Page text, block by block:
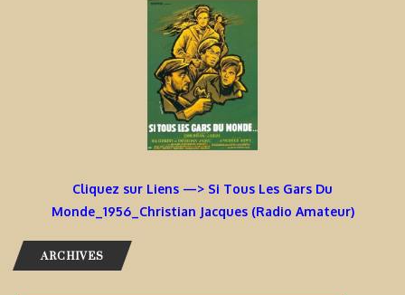
Cliquez sur Liens —> Si Tous Les Gars Du
Monde_1956_Christian Jacques (Radio Amateur)
ARCHIVES